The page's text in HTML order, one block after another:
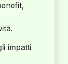
impatti